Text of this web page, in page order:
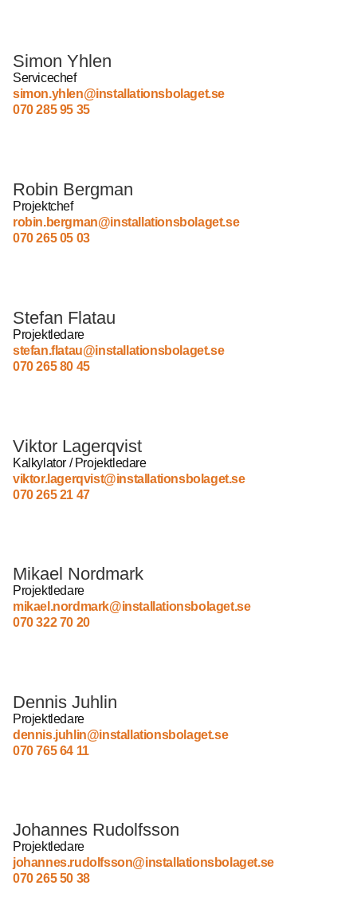
Simon Yhlen
Servicechef
simon.yhlen@installationsbolaget.se
070 285 95 35
Robin Bergman
Projektchef
robin.bergman@installationsbolaget.se
070 265 05 03
Stefan Flatau
Projektledare
stefan.flatau@installationsbolaget.se
070 265 80 45
Viktor Lagerqvist
Kalkylator / Projektledare
viktor.lagerqvist@installationsbolaget.se
070 265 21 47
Mikael Nordmark
Projektledare
mikael.nordmark@installationsbolaget.se
070 322 70 20
Dennis Juhlin
Projektledare
dennis.juhlin@installationsbolaget.se
070 765 64 11
Johannes Rudolfsson
Projektledare
johannes.rudolfsson@installationsbolaget.se
070 265 50 38